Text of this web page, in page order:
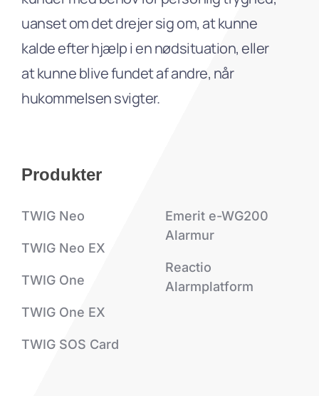
uanset om det drejer sig om, at kunne
kalde efter hjælp i en nødsituation, eller
at kunne blive fundet af andre, når
hukommelsen svigter.
Produkter
TWIG Neo
TWIG Neo EX
TWIG One
TWIG One EX
TWIG SOS Card
Emerit e-WG200
Alarmur
Reactio
Alarmplatform